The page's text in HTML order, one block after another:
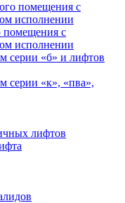
помещения с
исполнении
помещения с
исполнении
«б» и лифтов
«к», «пва»,
лифтов